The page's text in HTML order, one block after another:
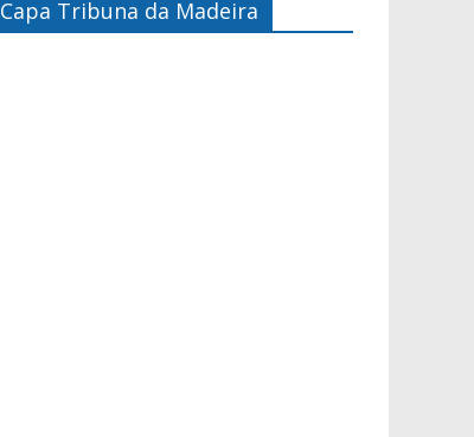
Capa Tribuna da Madeira